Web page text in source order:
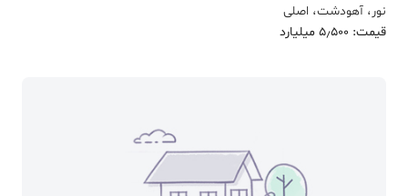
نور، آهودشت، اصلی
قیمت: 5٫500 میلیارد